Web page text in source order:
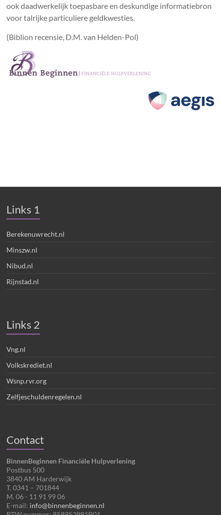
ook daadwerkelijk toepasbare en deskundige informatiebron
voor talrijke particuliere geldkwesties.
(Biblion recensie, D.M. van Helden-Pol)
Links 1
Berekenuwrecht.nl
Minszw.nl
Nibud.nl
Rijnstad.nl
Links 2
Vng.nl
Volkskrediet.nl
Wsnp.rvr.org
Zelfjeschuldenregelen.nl
Contact
BinnenBeginnen Financiële Hulpverlening
Postbus 500
3840 AM Harderwijk
T. 0341 – 701844
M. 06 - 11 91 99 06
E-mail: info@binnenbeginnen.nl